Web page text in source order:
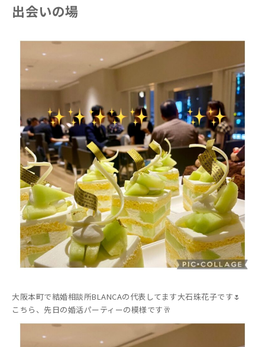
出会いの場
大阪本町で結婚相談所BLANCAの代表してます大石珠花子です🌷
こちら、先日の婚活パーティーの模様です🥂